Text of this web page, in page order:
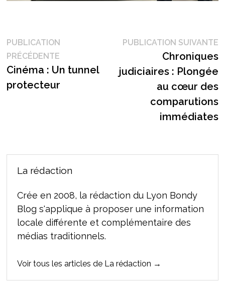
Navigation
de
l’article
PUBLICATION
PRÉCÉDENTEPublication
précédente :
Cinéma : Un tunnel
protecteur
PUBLICATION SUIVANTE
Chroniques
judiciaires : Plongée
au cœur des
comparutions
immédiates
La rédaction
Crée en 2008, la rédaction du Lyon Bondy
Blog s'applique à proposer une information
locale différente et complémentaire des
médias traditionnels.
Voir tous les articles de La rédaction →